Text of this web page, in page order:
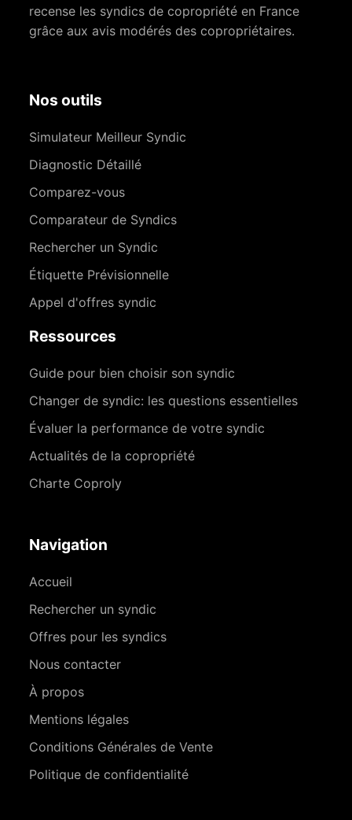
recense les syndics de copropriété en France
grâce aux avis modérés des copropriétaires.
Nos outils
Simulateur Meilleur Syndic
Diagnostic Détaillé
Comparez-vous
Comparateur de Syndics
Rechercher un Syndic
Étiquette Prévisionnelle
Appel d'offres syndic
Ressources
Guide pour bien choisir son syndic
Changer de syndic: les questions essentielles
Évaluer la performance de votre syndic
Actualités de la copropriété
Charte Coproly
Navigation
Accueil
Rechercher un syndic
Offres pour les syndics
Nous contacter
À propos
Mentions légales
Conditions Générales de Vente
Politique de confidentialité